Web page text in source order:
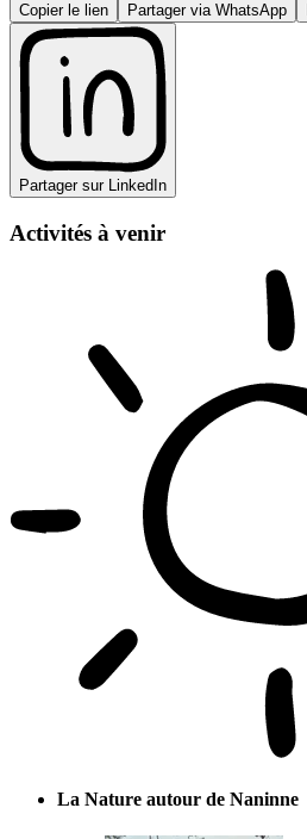
Copier le lien Partager via WhatsApp
Partager sur LinkedIn
Activités à venir
La Nature autour de Naninne